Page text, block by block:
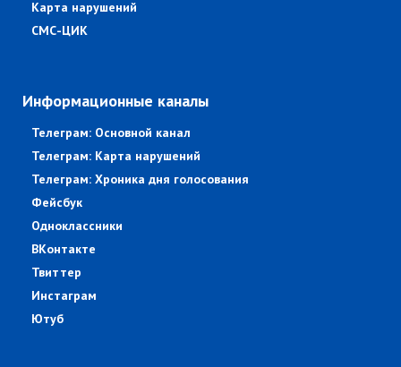
Карта нарушений
СМС-ЦИК
Информационные каналы
Телеграм: Основной канал
Телеграм: Карта нарушений
Телеграм: Хроника дня голосования
Фейсбук
Одноклассники
ВКонтакте
Твиттер
Инстаграм
Ютуб